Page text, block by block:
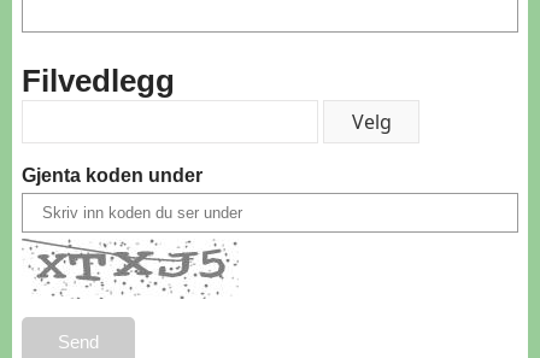
Filvedlegg
Gjenta koden under